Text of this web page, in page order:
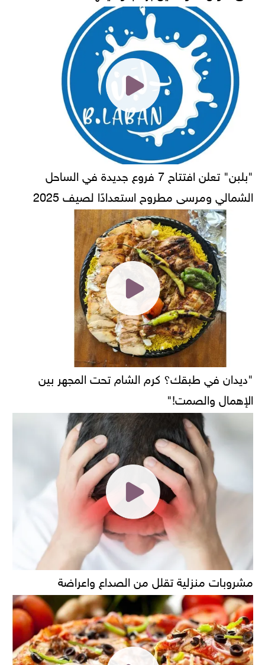
"بلبن" تعلن افتتاح 7 فروع جديدة في الساحل
الشمالي ومرسى مطروح استعدادًا لصيف 2025
"ديدان في طبقك؟ كرم الشام تحت المجهر بين
الإهمال والصمت!"
مشروبات منزلية تقلل من الصداع واعراضة